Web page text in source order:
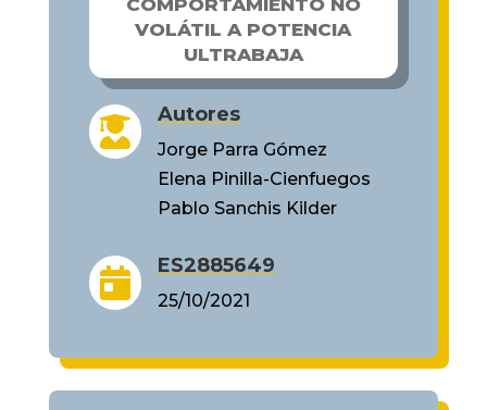
COMPORTAMIENTO NO
VOLÁTIL A POTENCIA
ULTRABAJA
 Autores
Jorge Parra Gómez
Elena Pinilla-Cienfuegos
Pablo Sanchis Kilder
 ES2885649
25/10/2021